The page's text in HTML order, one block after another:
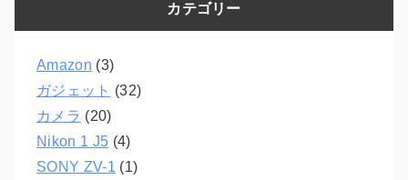
カテゴリー
Amazon (3)
ガジェット (32)
カメラ (20)
Nikon 1 J5 (4)
SONY ZV-1 (1)